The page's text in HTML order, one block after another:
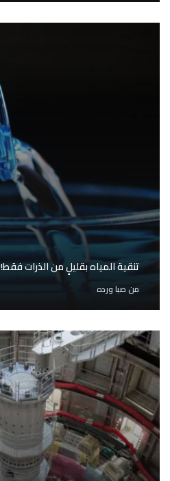
تنقية المياه بقليلٍ من الذرات فقط!
من صبا ورده